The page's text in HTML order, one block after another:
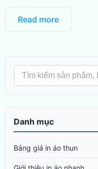
Read more
Danh mục
Bảng giá in áo thun